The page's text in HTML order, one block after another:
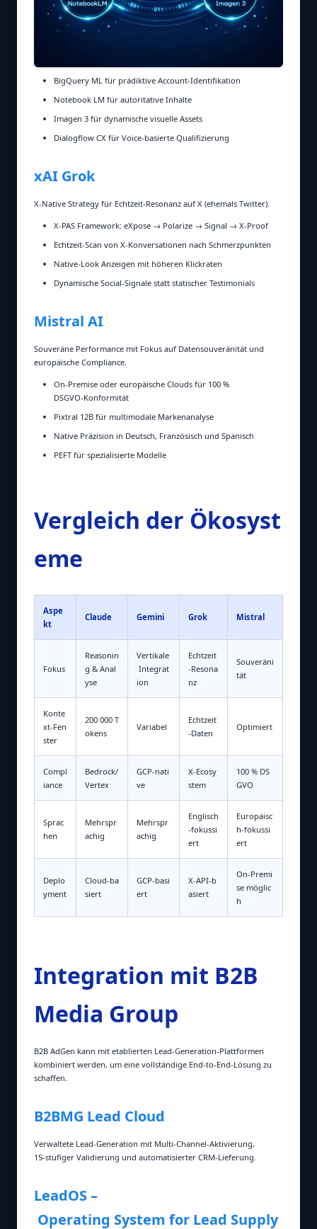
BigQuery ML für prädiktive Account‑Identifikation
Notebook LM für autoritative Inhalte
Imagen 3 für dynamische visuelle Assets
Dialogflow CX für Voice‑basierte Qualifizierung
xAI Grok
X‑Native Strategy für Echtzeit‑Resonanz auf X (ehemals Twitter).
X‑PAS Framework: eXpose → Polarize → Signal → X‑Proof
Echtzeit‑Scan von X‑Konversationen nach Schmerzpunkten
Native‑Look Anzeigen mit höheren Klickraten
Dynamische Social‑Signale statt statischer Testimonials
Mistral AI
Souveräne Performance mit Fokus auf Datensouveränität und
europäische Compliance.
On‑Premise oder europäische Clouds für 100 %
DSGVO‑Konformität
Pixtral 12B für multimodale Markenanalyse
Native Präzision in Deutsch, Französisch und Spanisch
PEFT für spezialisierte Modelle
Vergleich der Ökosyst
eme
Aspe
kt
Claude Gemini Grok Mistral
Fokus
Reasonin
g & Anal
yse
Vertikale
Integrat
ion
Echtzeit
‑Resona
nz
Souveräni
tät
Konte
xt‑Fen
ster
200 000 T
okens
Variabel
Echtzeit
‑Daten
Optimiert
Compl
iance
Bedrock/
Vertex
GCP‑nati
ve
X‑Ecosy
stem
100 % DS
GVO
Sprac
hen
Mehrspr
achig
Mehrspr
achig
Englisch
‑fokussi
ert
Europäisc
h‑fokussi
ert
Deplo
yment
Cloud‑ba
siert
GCP‑basi
ert
X‑API‑b
asiert
On‑Premi
se möglic
h
Integration mit B2B
Media Group
B2B AdGen kann mit etablierten Lead‑Generation‑Plattformen
kombiniert werden, um eine vollständige End‑to‑End‑Lösung zu
schaffen.
B2BMG Lead Cloud
Verwaltete Lead‑Generation mit Multi‑Channel‑Aktivierung,
15‑stufiger Validierung und automatisierter CRM‑Lieferung.
LeadOS –
Operating System for Lead Supply